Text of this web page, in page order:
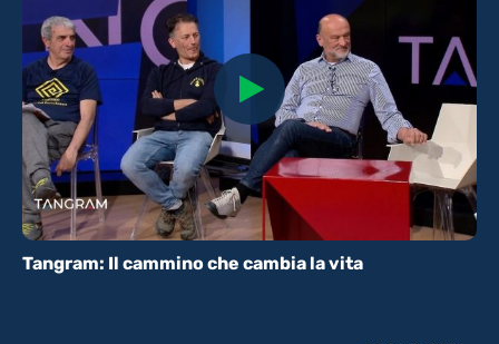
Tangram: Il cammino che cambia la vita